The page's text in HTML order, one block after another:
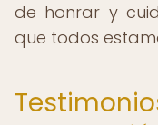
de honrar y
que todos